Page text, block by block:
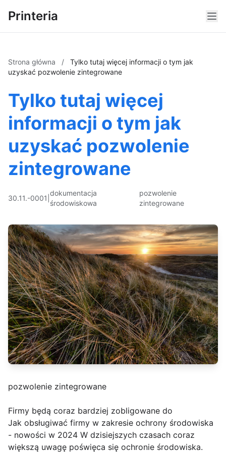
Printeria
Strona główna /
Tylko tutaj więcej informacji o tym jak
uzyskać pozwolenie zintegrowane
Tylko tutaj więcej
informacji o tym jak
uzyskać pozwolenie
zintegrowane
30.11.-0001
dokumentacja
środowiskowa
pozwolenie
zintegrowane
pozwolenie zintegrowane
Firmy będą coraz bardziej zobligowane do
Jak obsługiwać firmy w zakresie ochrony środowiska
- nowości w 2024 W dzisiejszych czasach coraz
większą uwagę poświęca się ochronie środowiska.